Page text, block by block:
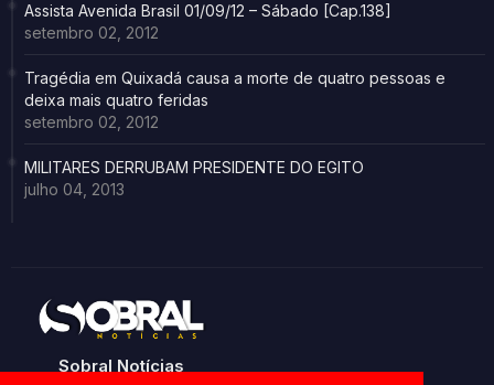
Assista Avenida Brasil 01/09/12 – Sábado [Cap.138]
setembro 02, 2012
Tragédia em Quixadá causa a morte de quatro pessoas e
deixa mais quatro feridas
setembro 02, 2012
MILITARES DERRUBAM PRESIDENTE DO EGITO
julho 04, 2013
Sobral Notícias